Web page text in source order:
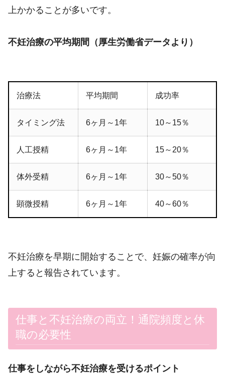
上かかることが多いです。
不妊治療の平均期間（厚生労働省データより）
治療法 平均期間 成功率
タイミング法 6ヶ月～1年 10～15％
人工授精 6ヶ月～1年 15～20％
体外受精 6ヶ月～1年 30～50％
顕微授精 6ヶ月～1年 40～60％
不妊治療を早期に開始することで、妊娠の確率が向
上すると報告されています。
仕事と不妊治療の両立！通院頻度と休
職の必要性
仕事をしながら不妊治療を受けるポイント